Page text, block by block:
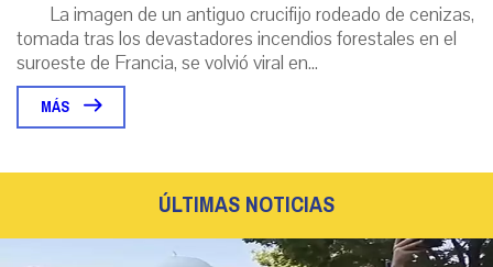
La imagen de un antiguo crucifijo rodeado de cenizas,
tomada tras los devastadores incendios forestales en el
suroeste de Francia, se volvió viral en...
MÁS
ÚLTIMAS NOTICIAS